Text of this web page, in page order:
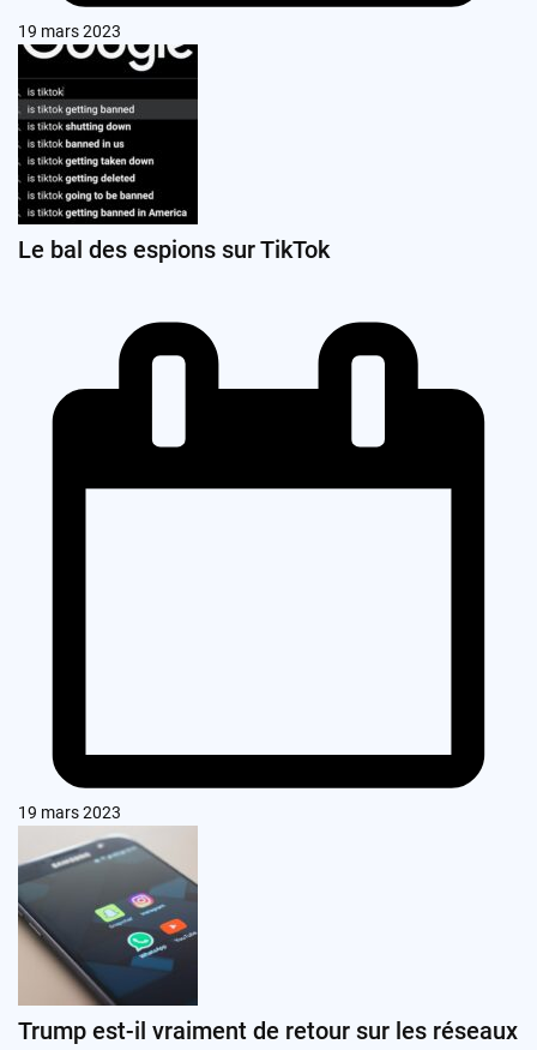
19 mars 2023
Le bal des espions sur TikTok
19 mars 2023
Trump est-il vraiment de retour sur les réseaux